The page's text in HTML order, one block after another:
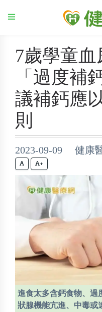
7歲學童
「過度
議補鈣應
則
2023-09-09 健康
+
進食太多含鈣食物、過
狀腺機能亢進、中毒或